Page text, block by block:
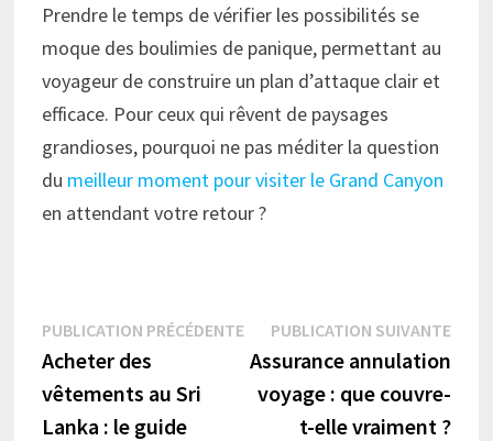
Prendre le temps de vérifier les possibilités se
moque des boulimies de panique, permettant au
voyageur de construire un plan d’attaque clair et
efficace. Pour ceux qui rêvent de paysages
grandioses, pourquoi ne pas méditer la question
du meilleur moment pour visiter le Grand Canyon
en attendant votre retour ?
Navigation
de
l’article
PUBLICATION PRÉCÉDENTEPublication
précédente :
Acheter des
vêtements au Sri
Lanka : le guide
PUBLICATION SUIVANTE
Assurance annulation
voyage : que couvre-
t-elle vraiment ?